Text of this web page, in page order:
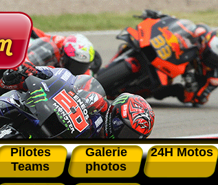
Pilotes
Teams
Galerie
photos
24H Motos